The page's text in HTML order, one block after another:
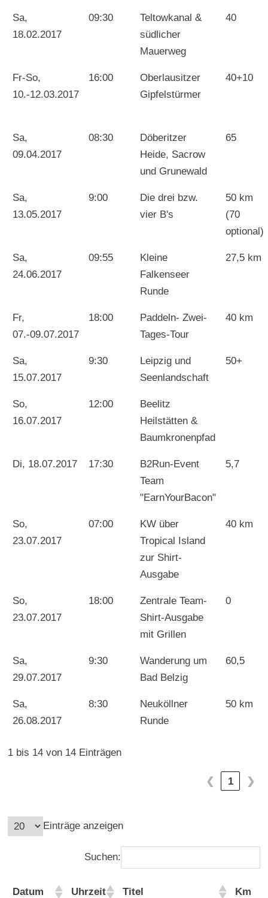
Sa,
18.02.2017
09:30
Teltowkanal &
südlicher
Mauerweg
40
Fr-So,
10.-12.03.2017
16:00
Oberlausitzer
Gipfelstürmer
40+10
Sa,
09.04.2017
08:30
Döberitzer
Heide, Sacrow
und Grunewald
65
Sa,
13.05.2017
9:00
Die drei bzw.
vier B's
50 km
(70
optional)
Sa,
24.06.2017
09:55
Kleine
Falkenseer
Runde
27,5 km
Fr,
07.-09.07.2017
18:00
Paddeln- Zwei-
Tages-Tour
40 km
Sa,
15.07.2017
9:30
Leipzig und
Seenlandschaft
50+
So,
16.07.2017
12:00
Beelitz
Heilstätten &
Baumkronenpfad
Di, 18.07.2017 17:30
B2Run-Event
Team
"EarnYourBacon"
5,7
So,
23.07.2017
07:00
KW über
Tropical Island
zur Shirt-
Ausgabe
40 km
So,
23.07.2017
18:00
Zentrale Team-
Shirt-Ausgabe
mit Grillen
0
Sa,
29.07.2017
9:30
Wanderung um
Bad Belzig
60,5
Sa,
26.08.2017
8:30
Neuköllner
Runde
50 km
1 bis 14 von 14 Einträgen
❮ 1 ❯
Einträge anzeigen
Suchen:
Datum Uhrzeit Titel Km